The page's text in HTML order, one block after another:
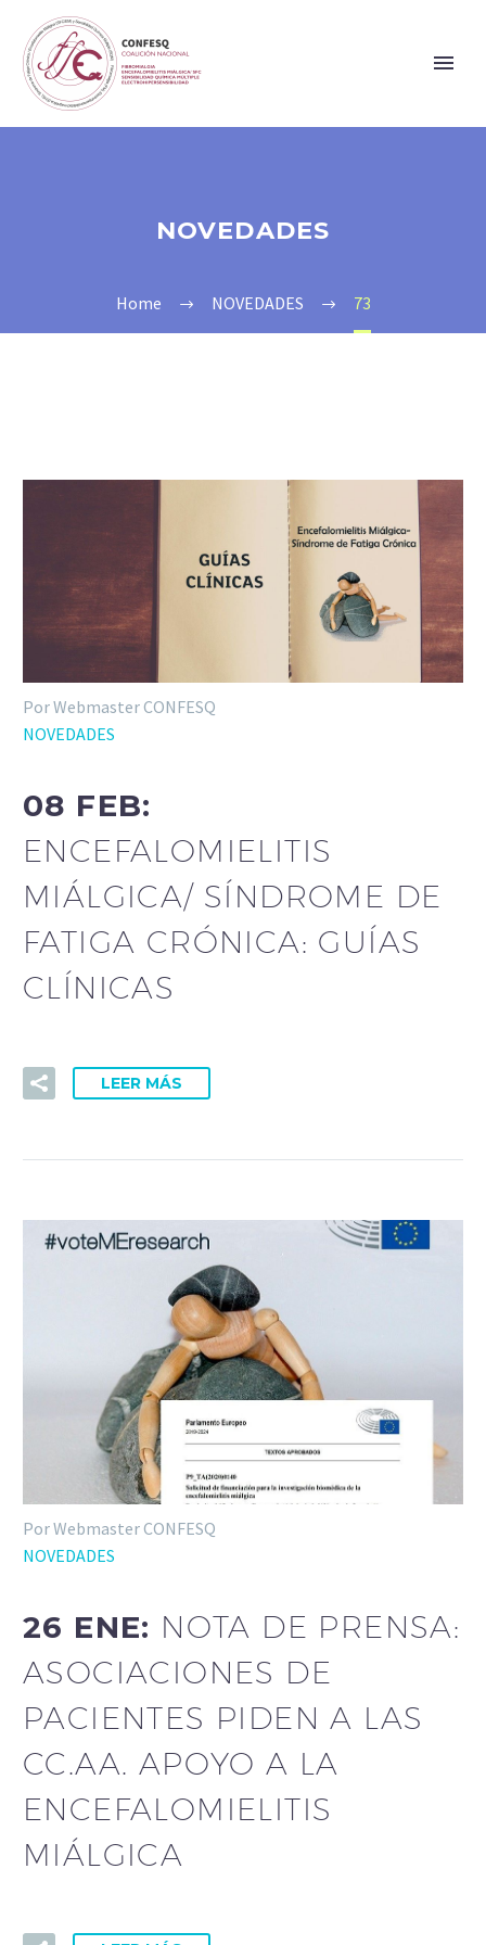
NOVEDADES
Home NOVEDADES 73
Por Webmaster CONFESQ
NOVEDADES
08 FEB:
ENCEFALOMIELITIS
MIÁLGICA/ SÍNDROME DE
FATIGA CRÓNICA: GUÍAS
CLÍNICAS
LEER MÁS
Por Webmaster CONFESQ
NOVEDADES
26 ENE: NOTA DE PRENSA:
ASOCIACIONES DE
PACIENTES PIDEN A LAS
CC.AA. APOYO A LA
ENCEFALOMIELITIS
MIÁLGICA